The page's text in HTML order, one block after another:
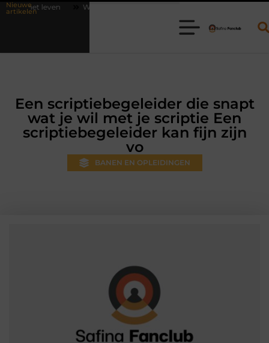
Nieuwe
artikelen
Waarom online vlees bestellen steeds gewoner wordt
Een scriptiebegeleider die snapt
wat je wil met je scriptie Een
scriptiebegeleider kan fijn zijn
vo
BANEN EN OPLEIDINGEN